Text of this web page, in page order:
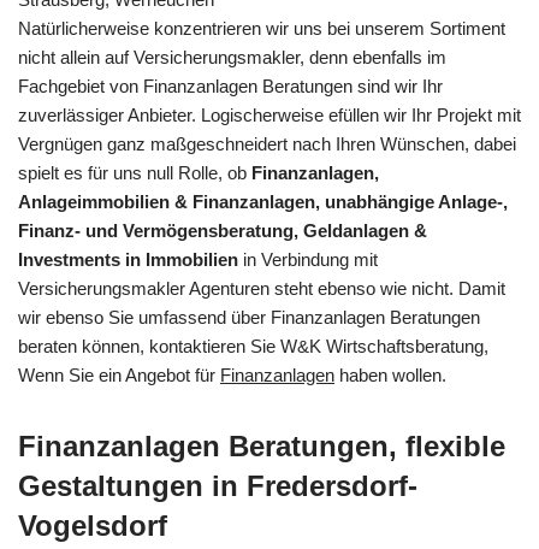
Natürlicherweise konzentrieren wir uns bei unserem Sortiment
nicht allein auf Versicherungsmakler, denn ebenfalls im
Fachgebiet von Finanzanlagen Beratungen sind wir Ihr
zuverlässiger Anbieter. Logischerweise efüllen wir Ihr Projekt mit
Vergnügen ganz maßgeschneidert nach Ihren Wünschen, dabei
spielt es für uns null Rolle, ob Finanzanlagen,
Anlageimmobilien & Finanzanlagen, unabhängige Anlage-,
Finanz- und Vermögensberatung, Geldanlagen &
Investments in Immobilien in Verbindung mit
Versicherungsmakler Agenturen steht ebenso wie nicht. Damit
wir ebenso Sie umfassend über Finanzanlagen Beratungen
beraten können, kontaktieren Sie W&K Wirtschaftsberatung,
Wenn Sie ein Angebot für Finanzanlagen haben wollen.
Finanzanlagen Beratungen, flexible
Gestaltungen in Fredersdorf-
Vogelsdorf